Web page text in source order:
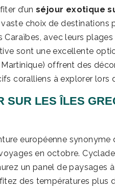
d’un séjour exotique
choix de destinations
Caraïbes, avec leurs
sont une excellente
Martinique) offrent des
coralliens à explorer lors
SUR LES ÎLES
européenne
en octobre.
un panel de paysages
des températures plus